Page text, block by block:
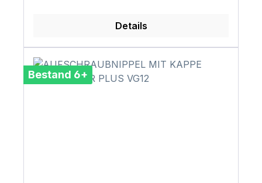
Details
Bestand 6+